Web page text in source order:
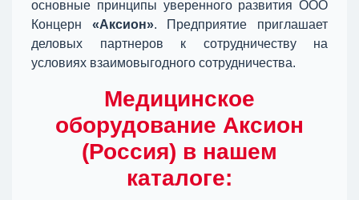
основные принципы уверенного развития ООО
Концерн «Аксион». Предприятие приглашает
деловых партнеров к сотрудничеству на
условиях взаимовыгодного сотрудничества.
Медицинское
оборудование Аксион
(Россия) в нашем
каталоге: